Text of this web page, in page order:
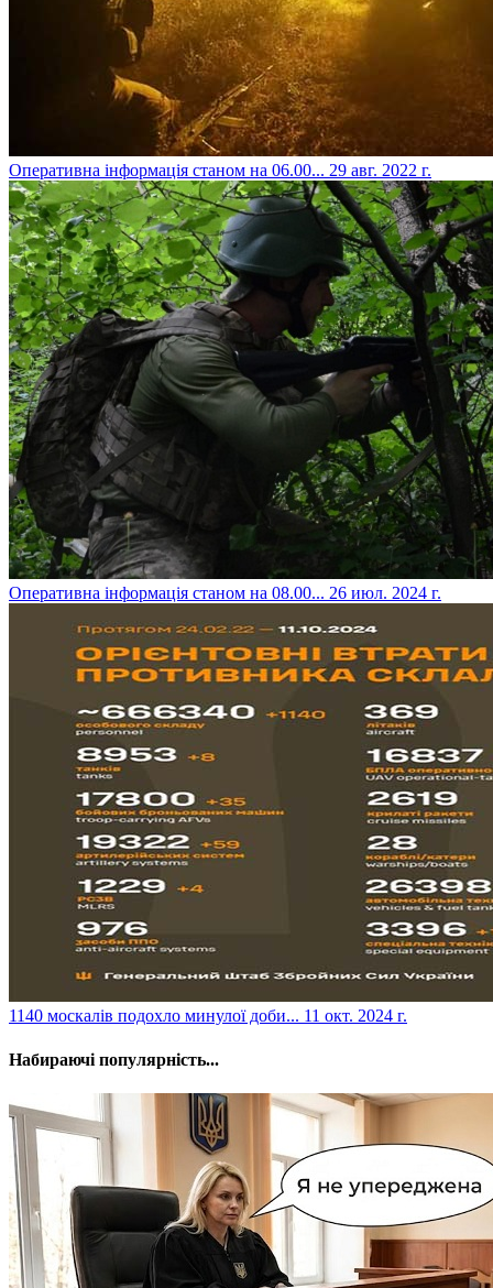
​Оперативна інформація станом на 06.00... 29 авг. 2022 г.
​Оперативна інформація станом на 08.00... 26 июл. 2024 г.
​1140 москалів подохло минулої доби... 11 окт. 2024 г.
Набираючі популярність...